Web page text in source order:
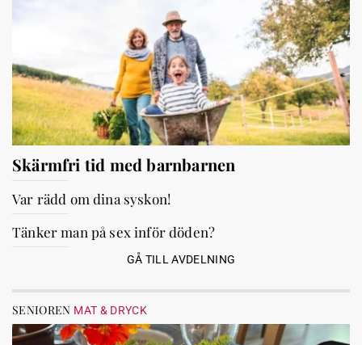
Skärmfri tid med barnbarnen
Var rädd om dina syskon!
Tänker man på sex inför döden?
GÅ TILL AVDELNING
SENIOREN MAT & DRYCK